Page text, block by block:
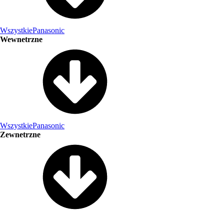
WszystkiePanasonic
Wewnetrzne
WszystkiePanasonic
Zewnetrzne